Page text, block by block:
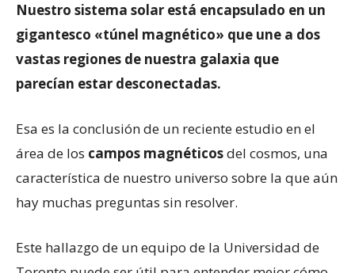
Nuestro sistema solar está encapsulado en un
gigantesco «túnel magnético» que une a dos
vastas regiones de nuestra galaxia que
parecían estar desconectadas.
Esa es la conclusión de un reciente estudio en el
área de los campos magnéticosdel cosmos, una
característica de nuestro universo sobre la que aún
hay muchas preguntas sin resolver.
Este hallazgo de un equipo de la Universidad de